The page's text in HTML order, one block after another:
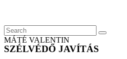
content
MÁTÉ VALENTIN
SZÉLVÉDŐ JAVÍTÁS